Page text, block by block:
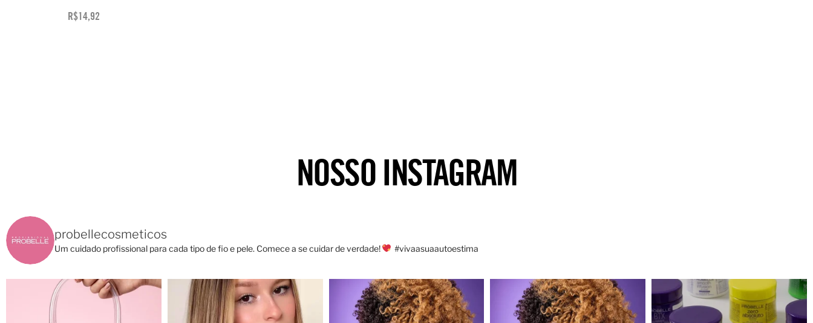
R$14,92
NOSSO INSTAGRAM
probellecosmeticos
Um cuidado profissional para cada tipo de fio e pele. Comece a se cuidar de verdade! #vivaasuaautoestima